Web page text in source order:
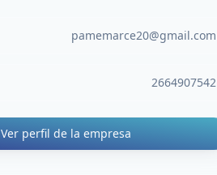
pamemarce20@gmail.com
2664907542
Ver perfil de la empresa